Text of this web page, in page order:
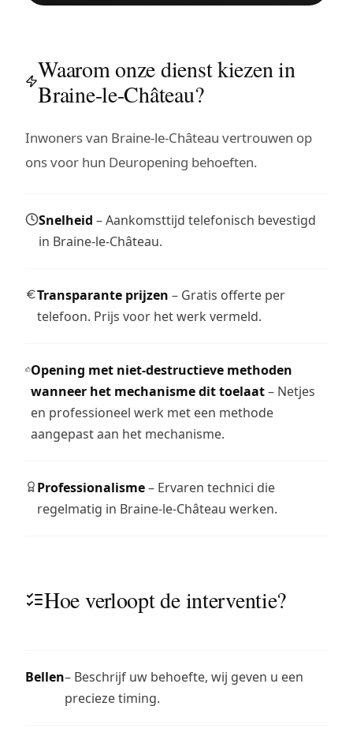
Waarom onze dienst kiezen in
Braine-le-Château?
Inwoners van Braine-le-Château vertrouwen op
ons voor hun Deuropening behoeften.
Snelheid – Aankomsttijd telefonisch bevestigd
in Braine-le-Château.
Transparante prijzen – Gratis offerte per
telefoon. Prijs voor het werk vermeld.
Opening met niet-destructieve methoden
wanneer het mechanisme dit toelaat– Netjes
en professioneel werk met een methode
aangepast aan het mechanisme.
Professionalisme– Ervaren technici die
regelmatig in Braine-le-Château werken.
Hoe verloopt de interventie?
Bellen– Beschrijf uw behoefte, wij geven u een
precieze timing.